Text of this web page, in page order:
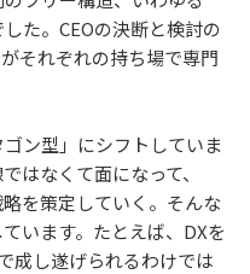
た。CEOの決断と検討の
それぞれの持ち場で専門
ン型」にシフトしていま
はなくて面になって、
を策定していく。そんな
います。たとえば、DXを
成し遂げられるわけでは